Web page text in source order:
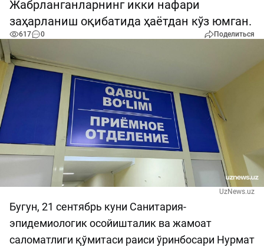
Жабрланганларнинг икки нафари
заҳарланиш оқибатида ҳаётдан кўз юмган.
617 0 Поделиться
UzNews.uz
Бугун, 21 сентябрь куни Санитария-
эпидемиологик осойишталик ва жамоат
саломатлиги қўмитаси раиси ўринбосари Нурмат